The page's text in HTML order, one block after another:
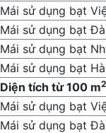
Mái sử dụng bạt
Mái sử dụng bạt
Mái sử dụng bạt
Mái sử dụng bạt
Diện tích từ 100 m2
Mái sử dụng bạt
Mái sử dụng bạt